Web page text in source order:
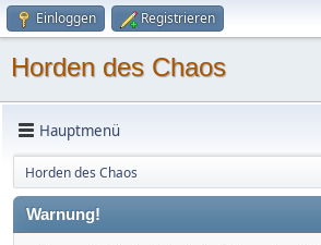
Einloggen Registrieren
Horden des Chaos
Hauptmenü
Horden des Chaos
Warnung!